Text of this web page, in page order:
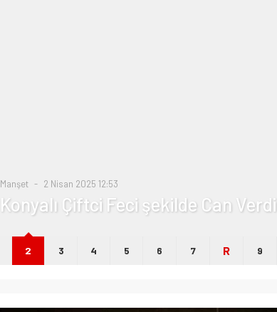
Manşet 2 Nisan 2025 12:53
Konyalı Çiftci Feci şekilde Can Verdi
2 3 4 5 6 7 R 9